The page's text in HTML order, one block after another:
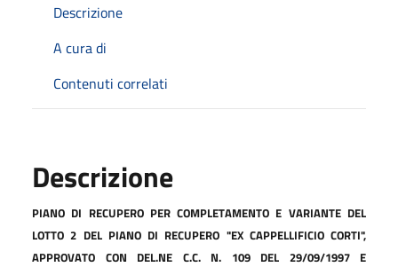
Descrizione
A cura di
Contenuti correlati
Descrizione
PIANO DI RECUPERO PER COMPLETAMENTO E VARIANTE DEL
LOTTO 2 DEL PIANO DI RECUPERO "EX CAPPELLIFICIO CORTI",
APPROVATO CON DEL.NE C.C. N. 109
DEL 29/09/1997 E